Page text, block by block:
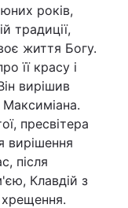
років,
традиції,
життя Богу.
її красу і
вирішив
Максиміана.
пресвітера
вирішення
після
Клавдій з